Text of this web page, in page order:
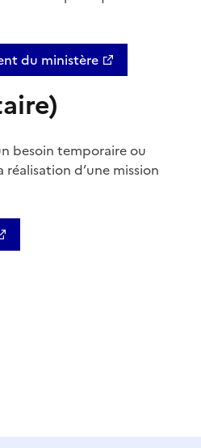
du ministère
besoin temporaire ou
d’une mission